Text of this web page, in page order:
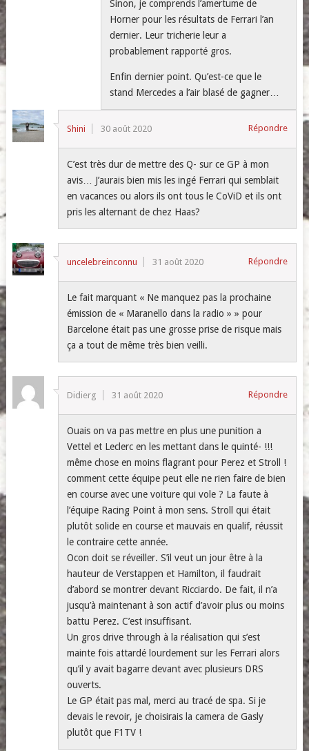
Sinon, je comprends l’amertume de
Horner pour les résultats de Ferrari l’an
dernier. Leur tricherie leur a
probablement rapporté gros.
Enfin dernier point. Qu’est-ce que le
stand Mercedes a l’air blasé de gagner…
Shini 30 août 2020 Répondre
C’est très dur de mettre des Q- sur ce GP à mon
avis… J’aurais bien mis les ingé Ferrari qui semblait
en vacances ou alors ils ont tous le CoViD et ils ont
pris les alternant de chez Haas?
uncelebreinconnu 31 août 2020 Répondre
Le fait marquant « Ne manquez pas la prochaine
émission de « Maranello dans la radio » » pour
Barcelone était pas une grosse prise de risque mais
ça a tout de même très bien veilli.
Didierg 31 août 2020 Répondre
Ouais on va pas mettre en plus une punition a
Vettel et Leclerc en les mettant dans le quinté- !!!
même chose en moins flagrant pour Perez et Stroll !
comment cette équipe peut elle ne rien faire de bien
en course avec une voiture qui vole ? La faute à
l’équipe Racing Point à mon sens. Stroll qui était
plutôt solide en course et mauvais en qualif, réussit
le contraire cette année.
Ocon doit se réveiller. S’il veut un jour être à la
hauteur de Verstappen et Hamilton, il faudrait
d’abord se montrer devant Ricciardo. De fait, il n’a
jusqu’à maintenant à son actif d’avoir plus ou moins
battu Perez. C’est insuffisant.
Un gros drive through à la réalisation qui s’est
mainte fois attardé lourdement sur les Ferrari alors
qu’il y avait bagarre devant avec plusieurs DRS
ouverts.
Le GP était pas mal, merci au tracé de spa. Si je
devais le revoir, je choisirais la camera de Gasly
plutôt que F1TV !